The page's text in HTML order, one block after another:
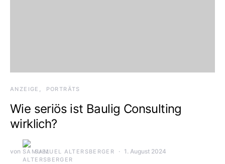
ANZEIGE PORTRÄTS
Wie seriös ist Baulig Consulting
wirklich?
von SAMUEL ALTERSBERGER 1. August 2024